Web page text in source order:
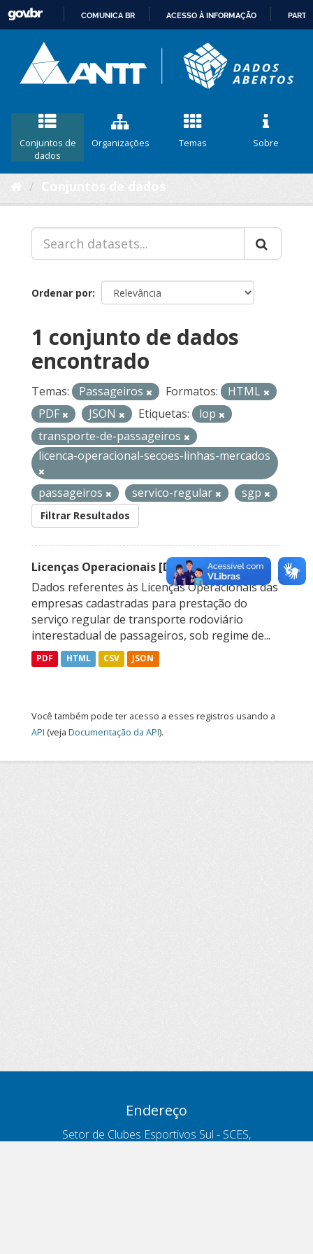
CONTEÚDO
COMUNICA BR ACESSO À INFORMAÇÃO
Conjuntos de
dados
Organizações Temas Sobre
Ordenar por
1 conjunto de dados
encontrado
Temas: Passageiros Formatos:
HTML
PDF
JSON Etiquetas:
lop
transporte-de-passageiros
licenca-operacional-secoes-linhas-mercados
passageiros servico-regular sgp
Filtrar Resultados
Licenças Operacionais [Descontinuado]
Dados referentes às Licenças Operacionais das
empresas cadastradas para prestação do
serviço regular de transporte rodoviário
interestadual de passageiros, sob regime de...
PDF HTML CSV JSON
Você também pode ter acesso a esses registros usando a
API (veja Documentação da API).
Endereço
Setor de Clubes Esportivos Sul - SCES,